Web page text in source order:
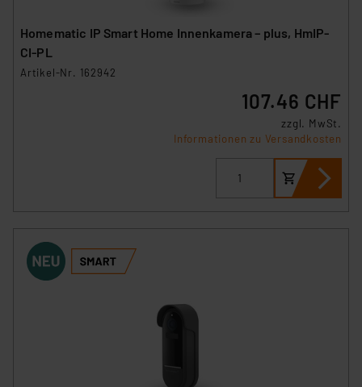
Homematic IP Smart Home Innenkamera – plus, HmIP-
CI-PL
Artikel-Nr. 162942
107.46 CHF
zzgl. MwSt.
Informationen zu Versandkosten